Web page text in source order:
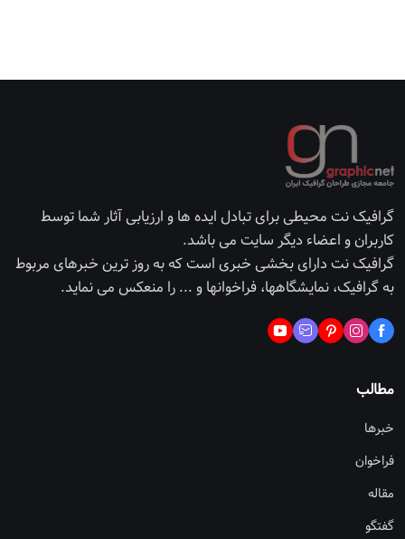
گرافیک نت محیطی برای تبادل ایده ها و ارزیابی آثار شما توسط
کاربران و اعضاء دیگر سایت می باشد.
گرافیک نت دارای بخشی خبری است که به روز ترین خبرهای مربوط
به گرافیک، نمایشگاهها، فراخوانها و ... را منعکس می نماید.
مطالب
خبرها
فراخوان
مقاله
گفتگو